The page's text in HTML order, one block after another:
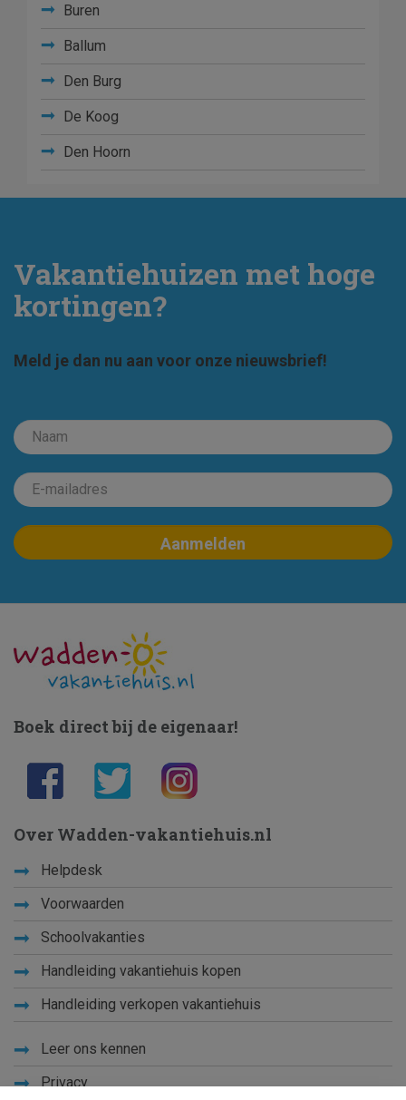
Buren
Ballum
Den Burg
De Koog
Den Hoorn
Vakantiehuizen met hoge
kortingen?
Meld je dan nu aan voor onze nieuwsbrief!
Boek direct bij de eigenaar!
Over Wadden-vakantiehuis.nl
Helpdesk
Voorwaarden
Schoolvakanties
Handleiding vakantiehuis kopen
Handleiding verkopen vakantiehuis
Leer ons kennen
Privacy